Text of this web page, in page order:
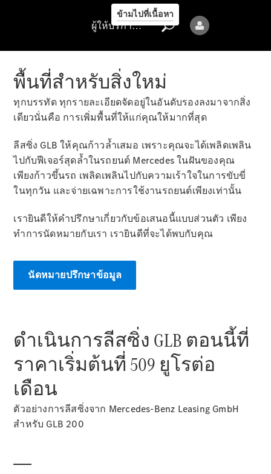
ข้ามไปที่เนื้อหา
การจองการ
นัดหมาย
การบริการ
เพื่อทดลอง
ขับ
ออกแบบ
รถยนต์ของ
ตัวค้นหาและ
การซื้อ
ผู้ให้บริการ/ความเป็นส่วนตัว
พื้นที่สำหรับสิ่งใหม่
ทุกบรรทัด ทุกรายละเอียดจัดอยู่ในอันดับรองลงมาจากสิ่ง
เดียวนั่นคือ การเพิ่มพื้นที่ให้แก่คุณให้มากที่สุด
ลีสซิ่ง GLB ให้คุณก้าวล้ำเสมอ เพราะคุณจะได้เพลิดเพลิน
ไปกับฟีเจอร์สุดล้ำในรถยนต์ Mercedes ในฝันของคุณ
เพียงก้าวขึ้นรถ เพลิดเพลินไปกับความเร้าใจในการขับขี่
ในทุกวัน และจ่ายเฉพาะการใช้งานรถยนต์เพียงเท่านั้น
เรายินดีให้คำปรึกษาเกี่ยวกับข้อเสนอนี้แบบส่วนตัว เพียง
ทำการนัดหมายกับเรา เรายินดีที่จะได้พบกับคุณ
นัดหมายปรึกษาข้อมูล
ดำเนินการลีสซิ่ง GLB ตอนนี้ที่
ราคาเริ่มต้นที่ 509 ยูโรต่อ
เดือน
ตัวอย่างการลีสซิ่งจาก Mercedes-Benz Leasing GmbH
สำหรับ GLB 200